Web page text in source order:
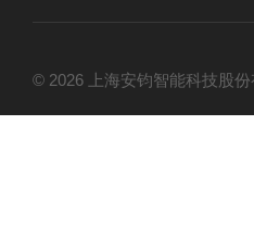
© 2026 上海安钧智能科技股